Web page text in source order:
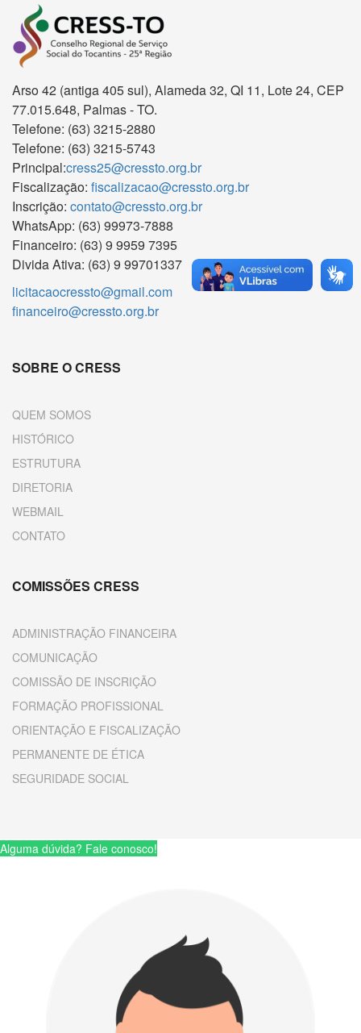
Arso 42 (antiga 405 sul), Alameda 32, QI 11, Lote 24, CEP
77.015.648, Palmas - TO.
Telefone: (63) 3215-2880
Telefone: (63) 3215-5743
Principal:cress25@cressto.org.br
Fiscalização: fiscalizacao@cressto.org.br
Inscrição: contato@cressto.org.br
WhatsApp: (63) 99973-7888
Financeiro: (63) 9 9959 7395
Divida Ativa: (63) 9 99701337
licitacaocressto@gmail.com
financeiro@cressto.org.br
SOBRE O CRESS
QUEM SOMOS
HISTÓRICO
ESTRUTURA
DIRETORIA
WEBMAIL
CONTATO
COMISSÕES CRESS
ADMINISTRAÇÃO FINANCEIRA
COMUNICAÇÃO
COMISSÃO DE INSCRIÇÃO
FORMAÇÃO PROFISSIONAL
ORIENTAÇÃO E FISCALIZAÇÃO
PERMANENTE DE ÉTICA
SEGURIDADE SOCIAL
Alguma dúvida? Fale conosco!